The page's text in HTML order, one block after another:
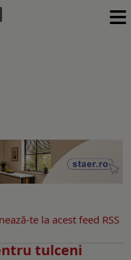
≡
te la acest feed RSS
tulceni